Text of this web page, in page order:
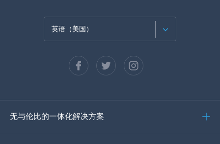
英语（美国）
西班牙语
德语
无与伦比的一体化解决方案